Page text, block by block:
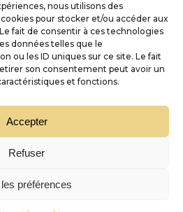
nous utilisons des
pour stocker et/ou accéder aux
fait de consentir à ces technologies
données telles que le
ou les ID uniques sur ce site. Le fait
son consentement peut avoir un
et fonctions.
Accepter
Refuser
préférences
Filtrer
Musigny
Grand Cru
- 1 +
services
sa pépite